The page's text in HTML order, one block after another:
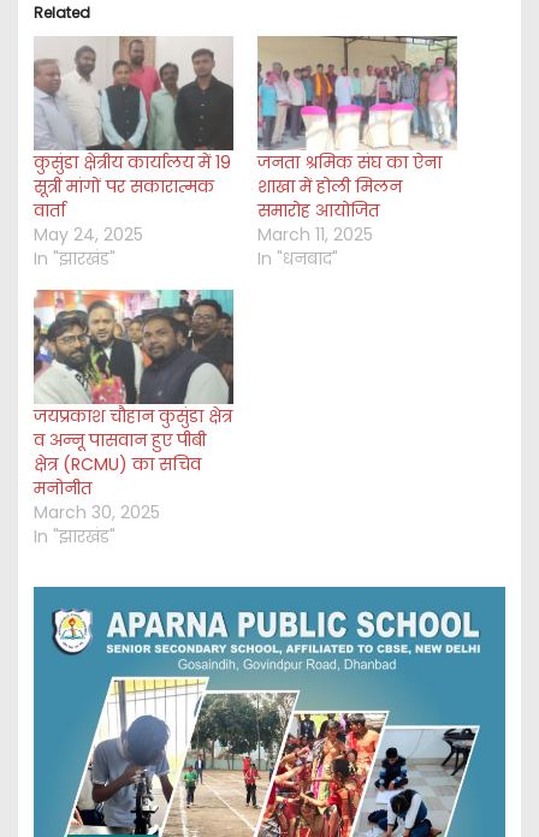
Related
कुसुंडा क्षेत्रीय कार्यालय में 19
सूत्री मांगों पर सकारात्मक
वार्ता
May 24, 2025
In "झारखंड"
जनता श्रमिक संघ का ऐना
शाखा में होली मिलन
समारोह आयोजित
March 11, 2025
In "धनबाद"
जयप्रकाश चौहान कुसुंडा क्षेत्र
व अन्नू पासवान हुए पीबी
क्षेत्र (RCMU) का सचिव
मनोनीत
March 30, 2025
In "झारखंड"